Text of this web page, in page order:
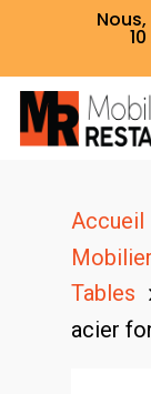
Nous,
Hit
Accueil
Tables
acier